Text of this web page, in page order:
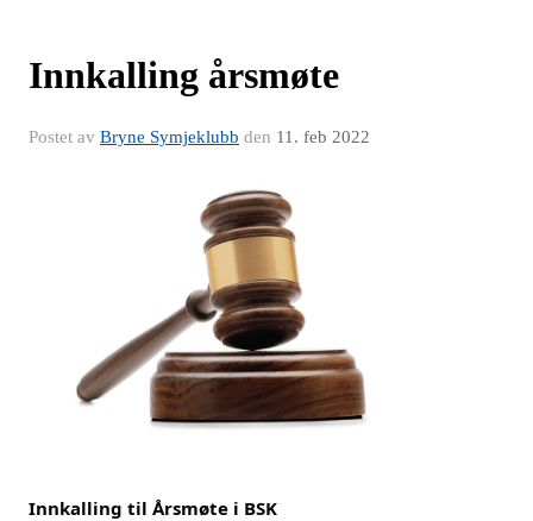
Innkalling årsmøte
Postet av Bryne Symjeklubb den 11. feb 2022
Innkalling til Årsmøte i BSK